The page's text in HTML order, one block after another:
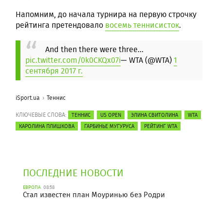
Напомним, до начала турнира на первую строчку
рейтинга претендовало восемь теннисисток.
And then there were three...
pic.twitter.com/0k0CKQx07i— WTA (@WTA)1
сентября 2017 г.
iSport.ua Теннис
КЛЮЧЕВЫЕ СЛОВА: ТЕННИС US OPEN ЭЛИНА СВИТОЛИНА
WTA
КАРОЛИНА ПЛИШКОВА
ГАРБИНЬЕ МУГУРУСА РЕЙТИНГ WTA
ПОСЛЕДНИЕ НОВОСТИ
ЕВРОПА 08:58
Стал известен план Моуринью без Родри